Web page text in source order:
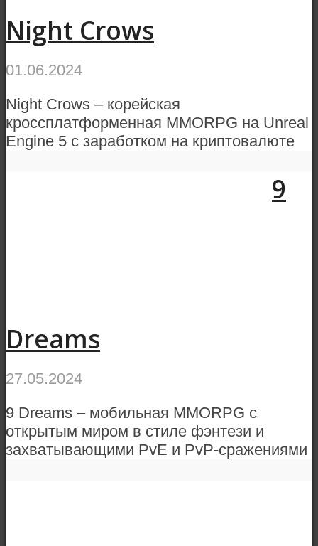
Night Crows
01.06.2024
Night Crows – корейская
кроссплатформенная MMORPG на Unreal
Engine 5 с заработком на криптовалюте
9
Dreams
27.05.2024
9 Dreams – мобильная MMORPG с
открытым миром в стиле фэнтези и
захватывающими PvE и PvP-сражениями